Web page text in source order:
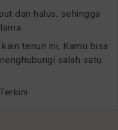
dan halus, sehingga
tenun ini, Kamu bisa
salah satu